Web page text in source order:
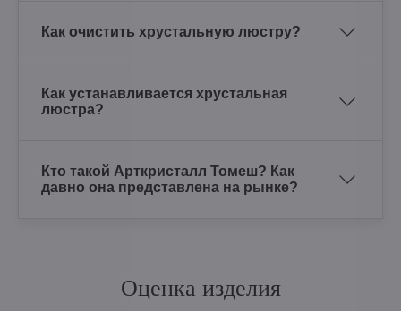
Как очистить хрустальную люстру?
Как устанавливается хрустальная
люстра?
Кто такой Арткристалл Томеш? Как
давно она представлена на рынке?
Оценка изделия